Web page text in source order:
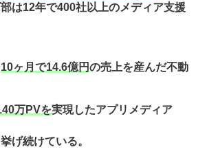
は12年で400社以上のメディア支援
10ヶ月で14.6億円の売上を産んだ不動
万PVを実現したアプリメディア
げ続けている。